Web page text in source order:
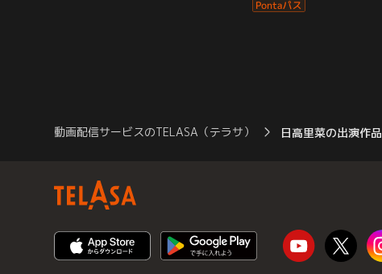
動画配信サービスのTELASA（テラサ） 日高里菜の出演作品